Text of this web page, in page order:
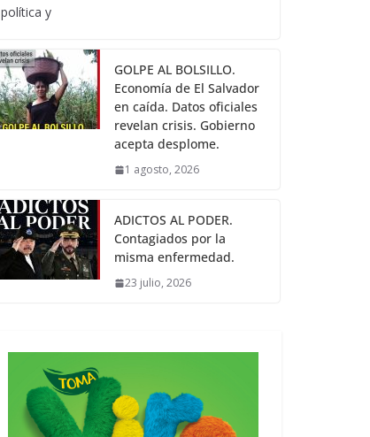
política y
GOLPE AL BOLSILLO.
Economía de El Salvador
en caída. Datos oficiales
revelan crisis. Gobierno
acepta desplome.
1 agosto, 2026
ADICTOS AL PODER.
Contagiados por la
misma enfermedad.
23 julio, 2026